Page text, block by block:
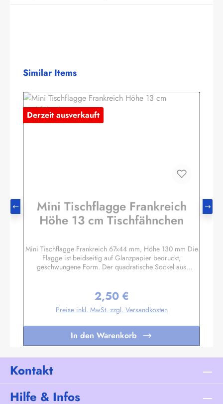
Produktgalerie überspringen
Similar Items
Derzeit ausverkauft
Mini Tischflagge Frankreich
Höhe 13 cm Tischfähnchen
Mini Tischflagge Frankreich 67x44 mm, Höhe 130 mm Die
Flagge ist beidseitig auf Glanzpapier bedruckt,
geschwungene Form. Der quadratische Sockel aus
wird. Auf den 4 schrägen Flächen können Sie bei Bedarf
kleine Schildchen anbringen. Somit eignet sich diese
Tischflagge auch hervorragend als Werbegeschenk oder
lieferbar. Unser Standardprogramm umfasst alle Nationen,
deutsche und österreichische Bundesländer, Regionen und
Sondermotive wie Regenbogen, Pirat
etc.Sonderanfertigungen nach Ihren Vorgaben sind bereits
in Kleinstauflagen ab 20 Stück pro Motiv möglich,
Regulärer Preis:
2,50 €
Preise inkl. MwSt. zzgl. Versandkosten
In den Warenkorb
Kontakt
Hilfe & Infos